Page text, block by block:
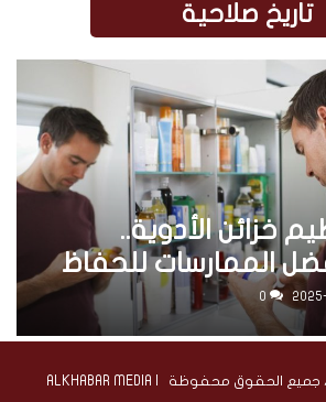
تاريخ صلاحية
خزائن الأدوية..
الممارسات للحفاظ
الأدوية
0
© حقوق النشر 2026، جميع الحقوق محفوظة | ALKHABAR MEDIA